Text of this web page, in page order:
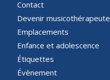
Contact
Devenir musicothérapeute
Emplacements
Enfance et adolescence
Étiquettes
Évènement